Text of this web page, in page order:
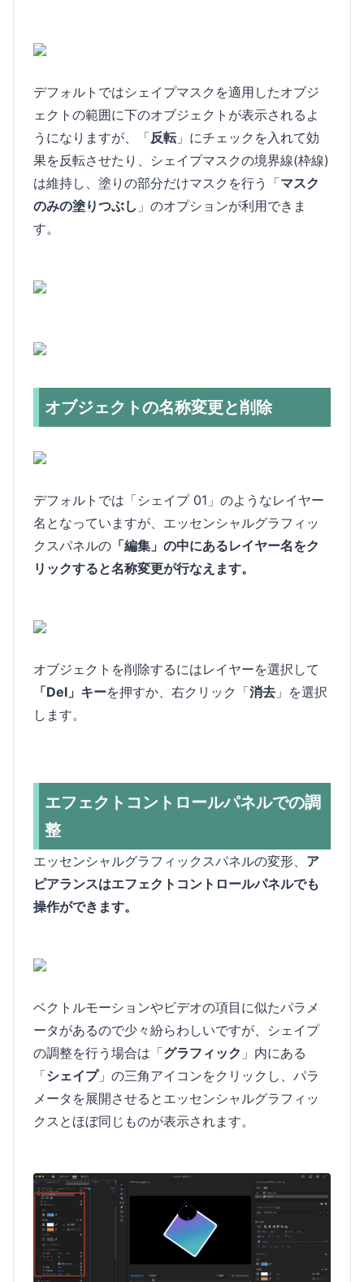
デフォルトではシェイプマスクを適用したオブジ
ェクトの範囲に下のオブジェクトが表示されるよ
うになりますが、「反転」にチェックを入れて効
果を反転させたり、シェイプマスクの境界線(枠線)
は維持し、塗りの部分だけマスクを行う「マスク
のみの塗りつぶし 」のオプションが利用できま
す。
オブジェクトの名称変更と削除
デフォルトでは「シェイプ 01」のようなレイヤー
名となっていますが、エッセンシャルグラフィッ
クスパネルの 「編集」の中にあるレイヤー名をク
リックすると名称変更が行なえます。
オブジェクトを削除するにはレイヤーを選択して
「Del」キーを押すか、右クリック「消去 」を選択
します。
エフェクトコントロールパネルでの調
整
エッセンシャルグラフィックスパネルの変形、 ア
ピアランスはエフェクトコントロールパネルでも
操作ができます。
ベクトルモーションやビデオの項目に似たパラメ
ータがあるので少々紛らわしいですが、シェイプ
の調整を行う場合は「グラフィック 」内にある
「シェイプ」の三角アイコンをクリックし、パラ
メータを展開させるとエッセンシャルグラフィッ
クスとほぼ同じものが表示されます。